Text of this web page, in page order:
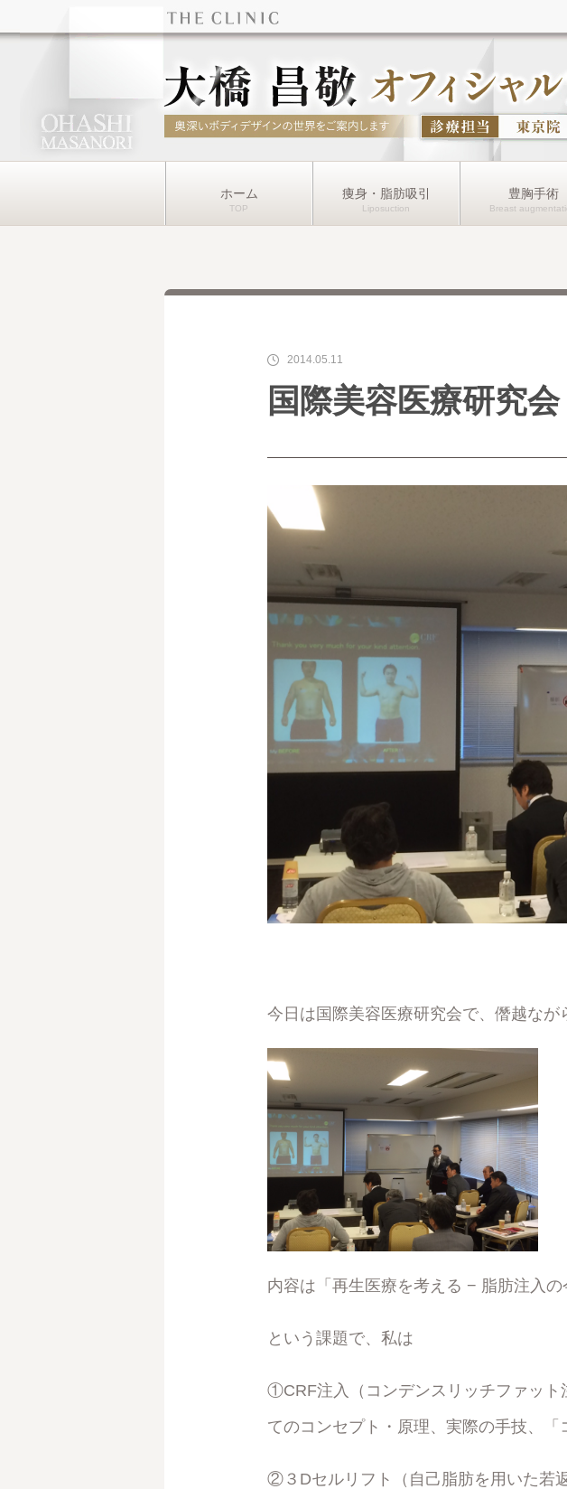
ホーム 痩身・脂肪吸引 豊胸手術
2014.05.11
国際美容医療研究会
今日は国際美容医療研究会で、僭越なが
内容は「再生医療を考える − 脂肪注入の
という課題で、私は
①CRF注入（コンデンスリッチファット
てのコンセプト・原理、実際の手技、
②３Dセルリフト（自己脂肪を用いた若